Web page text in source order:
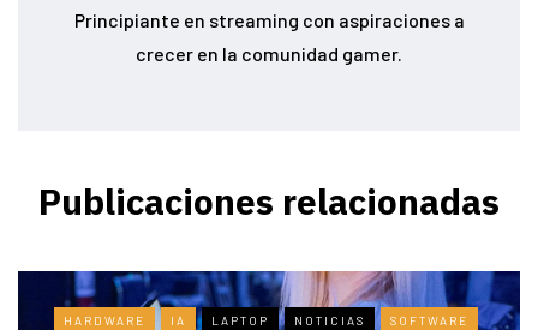
Principiante en streaming con aspiraciones a
crecer en la comunidad gamer.
Publicaciones relacionadas
HARDWARE IA LAPTOP NOTICIAS SOFTWARE